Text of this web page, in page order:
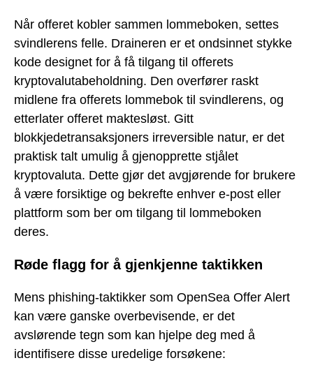
Når offeret kobler sammen lommeboken, settes
svindlerens felle. Draineren er et ondsinnet stykke
kode designet for å få tilgang til offerets
kryptovalutabeholdning. Den overfører raskt
midlene fra offerets lommebok til svindlerens, og
etterlater offeret maktesløst. Gitt
blokkjedetransaksjoners irreversible natur, er det
praktisk talt umulig å gjenopprette stjålet
kryptovaluta. Dette gjør det avgjørende for brukere
å være forsiktige og bekrefte enhver e-post eller
plattform som ber om tilgang til lommeboken
deres.
Røde flagg for å gjenkjenne taktikken
Mens phishing-taktikker som OpenSea Offer Alert
kan være ganske overbevisende, er det
avslørende tegn som kan hjelpe deg med å
identifisere disse uredelige forsøkene: